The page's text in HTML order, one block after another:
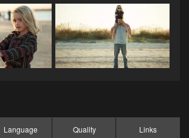
Language Quality Links